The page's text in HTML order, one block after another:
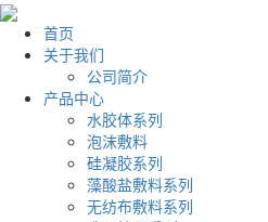
首页
关于我们
公司简介
产品中心
水胶体系列
泡沫敷料
硅凝胶系列
藻酸盐敷料系列
无纺布敷料系列